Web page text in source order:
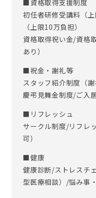
■資格取得支援制度
初任者研修受講料（
（上限10万負担）
資格取得祝い金/資格
あり）
■祝金・謝礼等
スタッフ紹介制度（
慶弔見舞金制度/ご入
■リフレッシュ
サークル制度/リフレ
可）
■健康
健康診断/ストレスチ
型医療相談）/悩み事